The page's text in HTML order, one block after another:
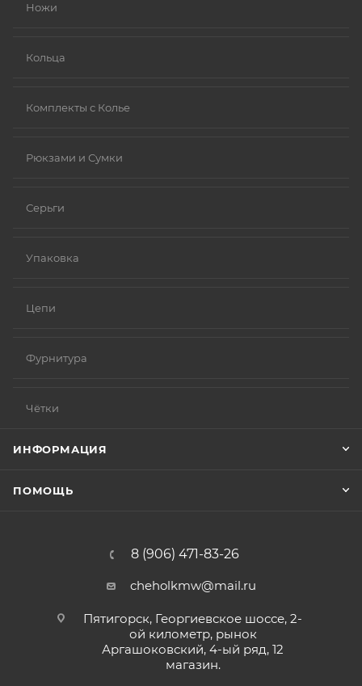
Платина.
Ножи
Кольца
Комплекты с Колье
Рюкзами и Сумки
Серьги
Упаковка
Цепи
Фурнитура
Чётки
ИНФОРМАЦИЯ
ПОМОЩЬ
8 (906) 471-83-26
cheholkmw@mail.ru
Пятигорск, Георгиевское шоссе, 2-
ой километр, рынок
Аргашоковский, 4-ый ряд, 12
магазин.